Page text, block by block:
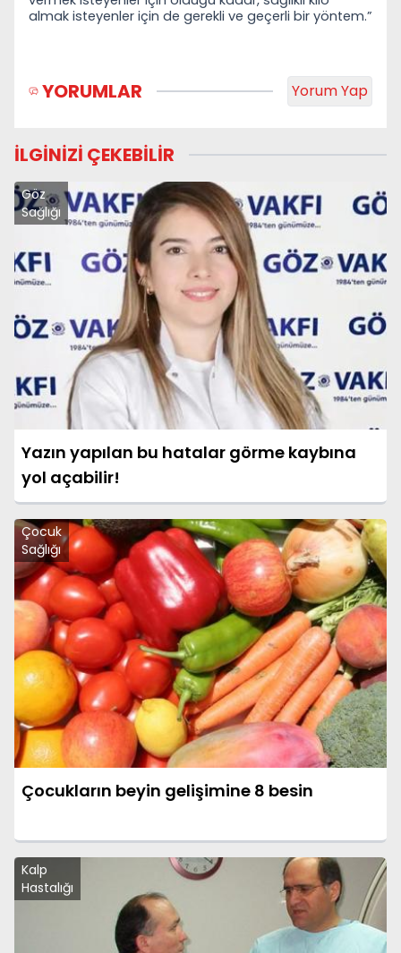
almak isteyenler için de gerekli ve geçerli bir yöntem.”
YORUMLAR Yorum Yap
İLGİNİZİ ÇEKEBİLİR
Göz
Sağlığı
Yazın yapılan bu hatalar görme kaybına
yol açabilir!
Çocuk
Sağlığı
Çocukların beyin gelişimine 8 besin
Kalp
Hastalığı